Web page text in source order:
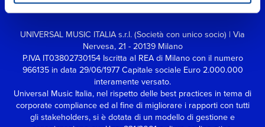
UNIVERSAL MUSIC ITALIA s.r.l. (Società con unico socio) | Via
Nervesa, 21 - 20139 Milano
P.IVA IT03802730154 Iscritta al REA di Milano con il numero
966135 in data 29/06/1977Capitale sociale Euro 2.000.000
interamente versato.
Universal Music Italia, nel rispetto delle best practices in tema di
corporate compliance ed al fine di migliorare i rapporti con tutti
gli stakeholders,si è dotata di un modello di gestione e